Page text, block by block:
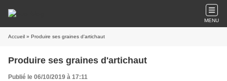
MENU
Accueil » Produire ses graines d'artichaut
Produire ses graines d'artichaut
Publié le 06/10/2019 à 17:11